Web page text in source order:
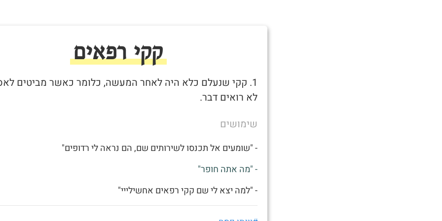
קקי רפאים
1. קקי שנעלם כלא היה לאחר המעשה, כלומר כאשר מביטים
לא רואים דבר.
שימושים
- "שומעים אל תכנסו לשירותים שם, הם נראה לי רדופים"
- "מה אתה חופר"
- "למה יצא לי שם קקי רפאים אחשילייי"